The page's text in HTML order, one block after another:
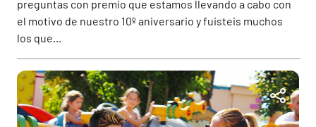
preguntas con premio que estamos llevando a cabo con
el motivo de nuestro 10º aniversario y fuisteis muchos
los que...